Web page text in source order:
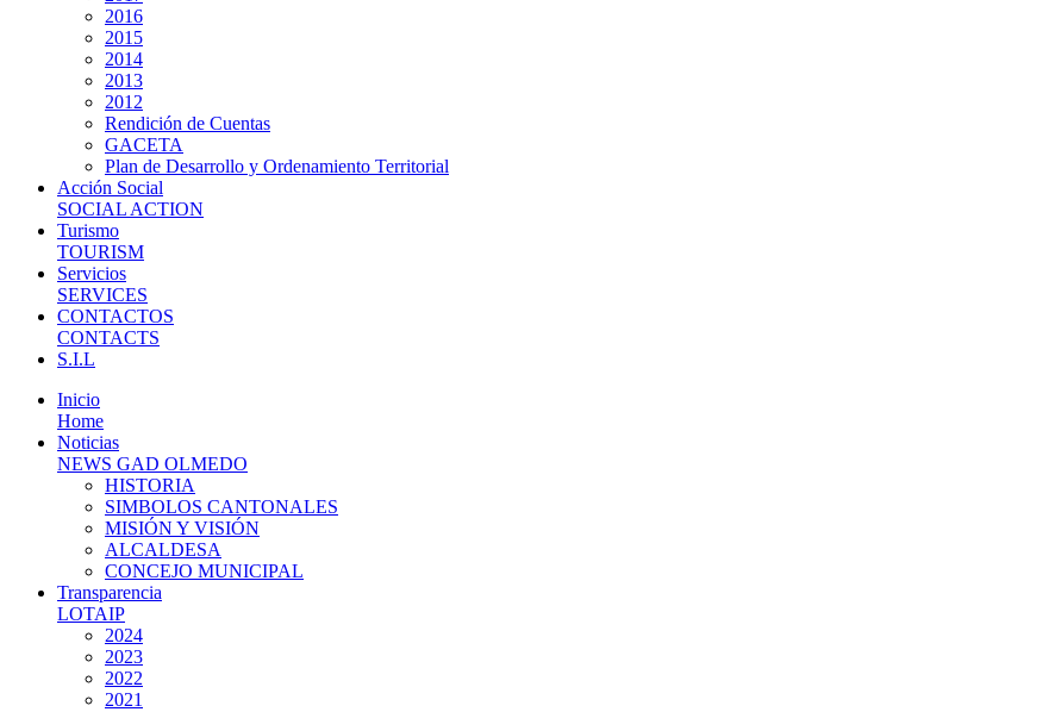
2016
2015
2014
2013
2012
Rendición de Cuentas
GACETA
Plan de Desarrollo y Ordenamiento Territorial
Acción Social
SOCIAL ACTION
Turismo
TOURISM
Servicios
SERVICES
CONTACTOS
CONTACTS
S.I.L
Inicio
Home
Noticias
NEWS GAD OLMEDO
HISTORIA
SIMBOLOS CANTONALES
MISIÓN Y VISIÓN
ALCALDESA
CONCEJO MUNICIPAL
Transparencia
LOTAIP
2024
2023
2022
2021